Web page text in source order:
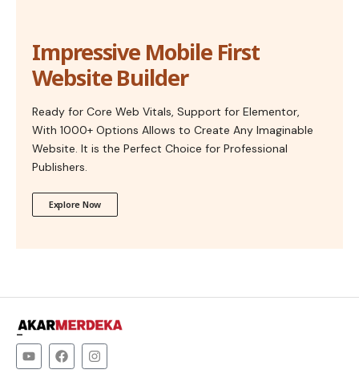
Impressive Mobile First
Website Builder
Ready for Core Web Vitals, Support for Elementor,
With 1000+ Options Allows to Create Any Imaginable
Website. It is the Perfect Choice for Professional
Publishers.
Explore Now
–